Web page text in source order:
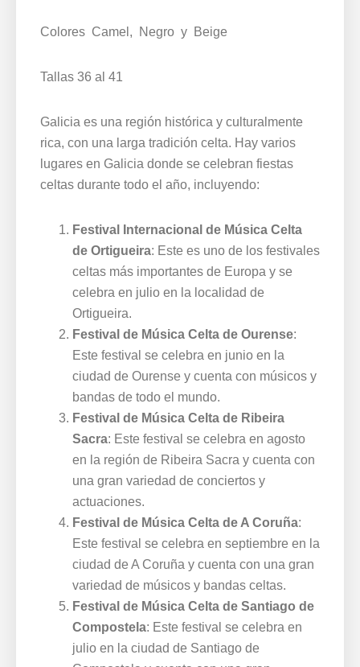
Colores Camel, Negro y Beige
Tallas 36 al 41
Galicia es una región histórica y culturalmente
rica, con una larga tradición celta. Hay varios
lugares en Galicia donde se celebran fiestas
celtas durante todo el año, incluyendo:
Festival Internacional de Música Celta
de Ortigueira: Este es uno de los festivales
celtas más importantes de Europa y se
celebra en julio en la localidad de
Ortigueira.
Festival de Música Celta de Ourense:
Este festival se celebra en junio en la
ciudad de Ourense y cuenta con músicos y
bandas de todo el mundo.
Festival de Música Celta de Ribeira
Sacra: Este festival se celebra en agosto
en la región de Ribeira Sacra y cuenta con
una gran variedad de conciertos y
actuaciones.
Festival de Música Celta de A Coruña:
Este festival se celebra en septiembre en la
ciudad de A Coruña y cuenta con una gran
variedad de músicos y bandas celtas.
Festival de Música Celta de Santiago de
Compostela: Este festival se celebra en
julio en la ciudad de Santiago de